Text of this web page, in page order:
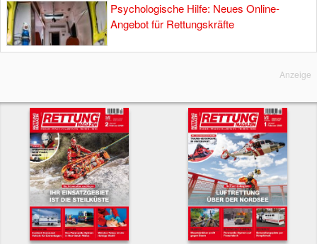
Psychologische Hilfe: Neues Online-
Angebot für Rettungskräfte
Anzeige